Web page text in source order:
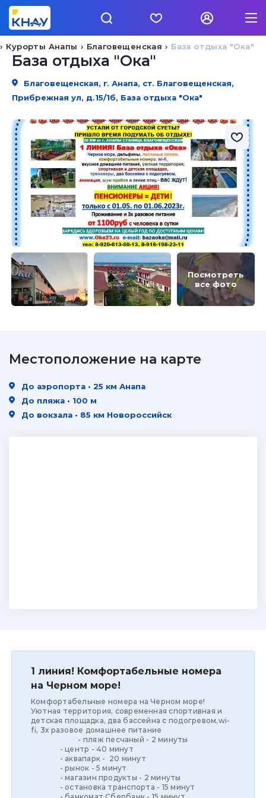
База отдыха "Ока"
Благовещенская
Курорты Анапы
База отдыха "Ока"
Благовещенская, г. Анапа, ст. Благовещенская,
Прибрежная ул, д.15/1б, База отдыха "Ока"
Посмотреть
все фото
1 линия! Комфортабельные номера
на Черном море!
Комфортабельные номера на Черном море!
Уютная территория, современная спортивная и
детская площадка, два бассейна с подогревом,wi-
fi, 3х разовое домашнее питание
- пляж песчаный - 2 минуты
- центр - 40 минут
- аквапарк - 20 минут
- рынок - 5 минут
- магазин продукты - 2 минуты
- остановка транспорта - 15 минут
Местоположение на карте
До аэропорта • 25 км Анапа
До пляжа • 100 м
До вокзала • 85 км Новороссийск